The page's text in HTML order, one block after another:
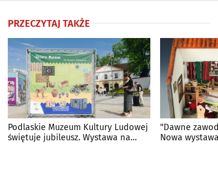
PRZECZYTAJ TAKŻE
Podlaskie Muzeum Kultury Ludowej
świętuje jubileusz. Wystawa na
"Dawne
Nowa